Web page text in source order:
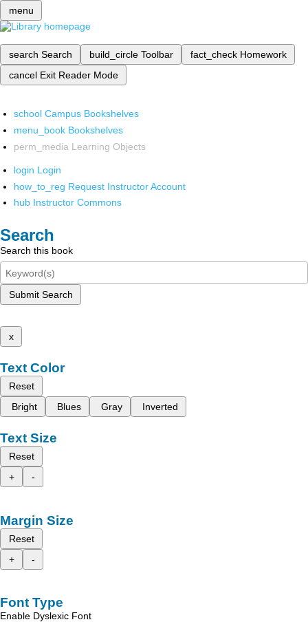
menu
search Search build_circle Toolbar fact_check Homework
cancel Exit Reader Mode
school Campus Bookshelves
menu_book Bookshelves
perm_media Learning Objects
login Login
how_to_reg Request Instructor Account
hub Instructor Commons
Search
Search this book
Submit Search
x
Text Color
Reset
Bright
Blues Gray Inverted
Text Size
Reset
+
-
Margin Size
Reset
+
-
Font Type
Enable Dyslexic Font